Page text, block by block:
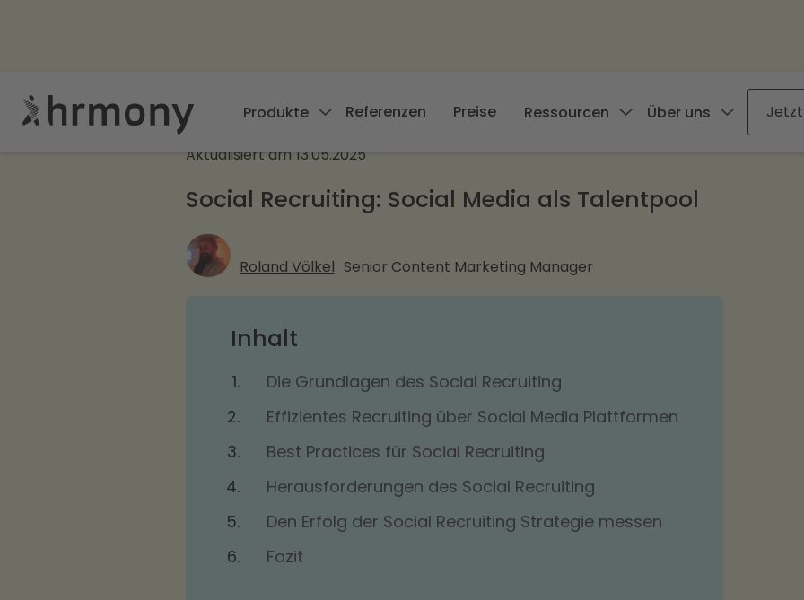
Produkte Referenzen Preise Ressourcen Über uns
Aktualisiert am 13.05.2025
Social Recruiting: Social Media als Talentpool
Roland Völkel Senior Content Marketing Manager
Inhalt
Die Grundlagen des Social Recruiting
Effizientes Recruiting über Social Media Plattformen
Best Practices für Social Recruiting
Herausforderungen des Social Recruiting
Den Erfolg der Social Recruiting Strategie messen
Fazit